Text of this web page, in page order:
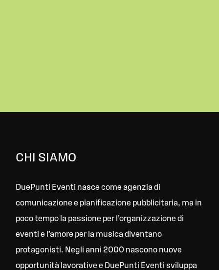
CHI SIAMO
DuePunti Eventi nasce come agenzia di
comunicazione e pianificazione pubblicitaria, ma in
poco tempo la passione per l’organizzazione di
eventi e l’amore per la musica diventano
protagonisti. Negli anni 2000 nascono nuove
opportunità lavorative e DuePunti Eventi sviluppa